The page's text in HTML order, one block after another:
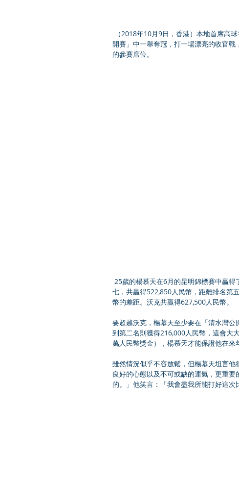
開賽」中一舉奪冠，打一場漂亮的收官
的參賽席位。
七，共贏得522,850人民幣，距離排名第
幣的差距。沃克共贏得627,500人民幣。
要超越沃克，楊慕天至少要在「清水灣
到第二名則獲得216,000人民幣，這會大
萬人民幣獎金），楊慕天才能保證他在來
雖然情況似乎不容放鬆，但楊慕天坦言他
良好的心態以及不可或缺的運氣，更重
的。」他笑言：「我會盡我所能打好這次